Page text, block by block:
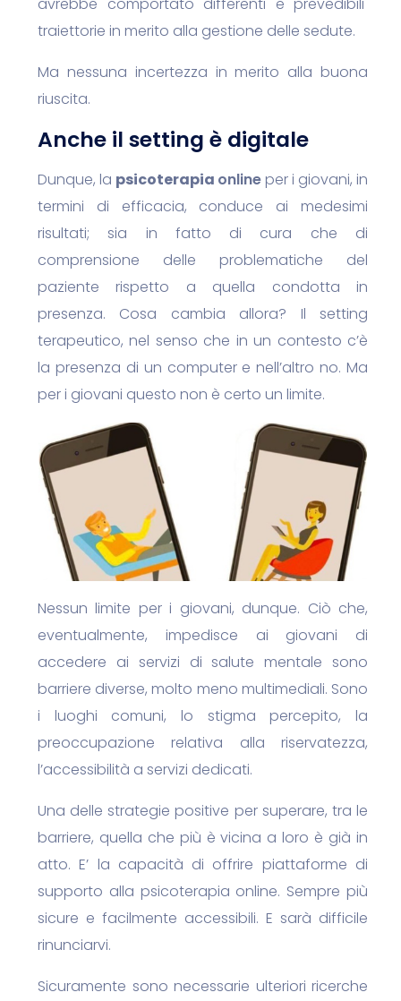
traiettorie in merito alla gestione delle sedute.
Ma nessuna incertezza in merito alla buona
riuscita.
Anche il setting è digitale
Dunque, la psicoterapia onlineper i giovani, in
termini di efficacia, conduce ai medesimi
risultati; sia in fatto di cura che di
comprensione delle problematiche del
paziente rispetto a quella condotta in
presenza. Cosa cambia allora? Ilsetting
terapeutico, nel senso che in un contesto c’è
la presenza di un computer e nell’altro no. Ma
per i giovani questo non è certo un limite.
Nessun limite per i giovani, dunque. Ciò che,
eventualmente, impedisce ai giovani di
accedere ai servizi di salute mentale sono
barriere diverse, molto meno multimediali. Sono
i luoghi comuni, lo stigma percepito, la
preoccupazione relativa alla riservatezza,
l’accessibilità a servizi dedicati.
Una delle strategie positive per superare, tra le
barriere, quella che più è vicina a loro è già in
atto. E’ la capacità di offrire piattaforme di
supporto alla psicoterapia online. Sempre più
sicure e facilmente accessibili. E sarà difficile
rinunciarvi.
Sicuramente sono necessarie ulteriori ricerche